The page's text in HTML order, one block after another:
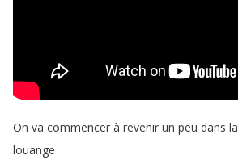
On va commencer à revenir un peu dans la
louange